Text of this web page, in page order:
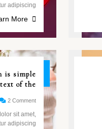
adipiscing
More
26
is simple
of the
2 Comment
sit amet,
adipiscing